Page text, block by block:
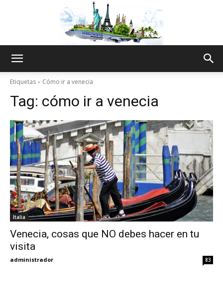
Thru
My
Etiquetas Cómo ir a venecia
Tag: cómo ir a venecia
Italia
Venecia, cosas que NO debes hacer en tu
visita
administrador 83